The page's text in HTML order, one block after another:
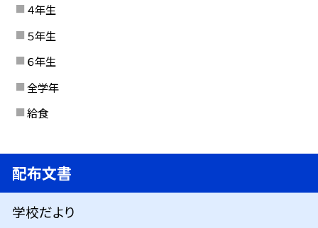
４年生
５年生
６年生
全学年
給食
配布文書
学校だより